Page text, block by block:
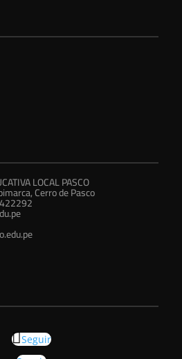
LOCAL PASCO
Cerro de Pasco
Seguir